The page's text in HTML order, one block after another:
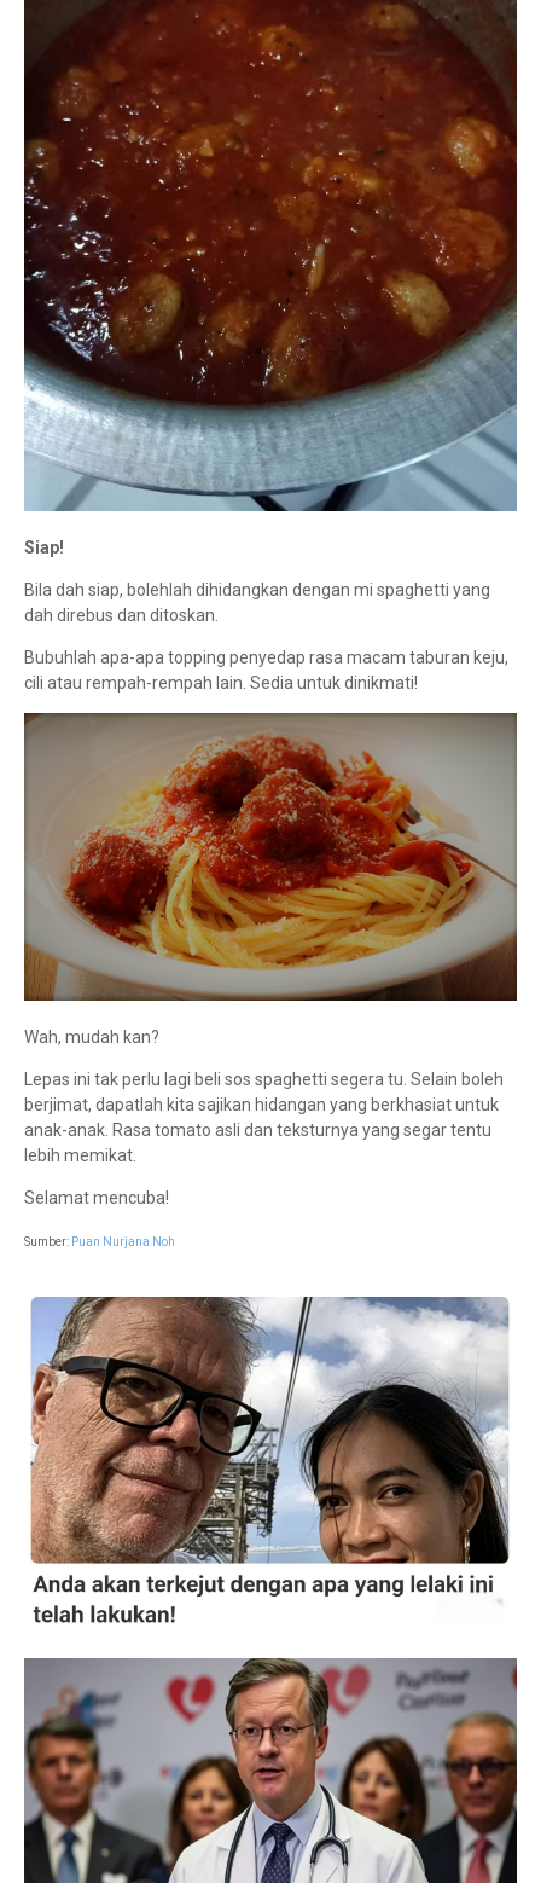
Siap!
Bila dah siap, bolehlah dihidangkan dengan mi spaghetti yang
dah direbus dan ditoskan.
Bubuhlah apa-apa topping penyedap rasa macam taburan keju,
cili atau rempah-rempah lain. Sedia untuk dinikmati!
Wah, mudah kan?
Lepas ini tak perlu lagi beli sos spaghetti segera tu. Selain boleh
berjimat, dapatlah kita sajikan hidangan yang berkhasiat untuk
anak-anak. Rasa tomato asli dan teksturnya yang segar tentu
lebih memikat.
Selamat mencuba!
Sumber: Puan Nurjana Noh